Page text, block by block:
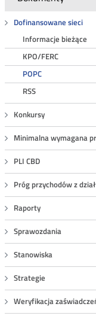
Dofinansowane sieci
Informacje bieżące
KPO/FERC
POPC
RSS
Konkursy
Minimalna wymagana
PLI CBD
Próg przychodów z
Raporty
Sprawozdania
Stanowiska
Strategie
Weryfikacja